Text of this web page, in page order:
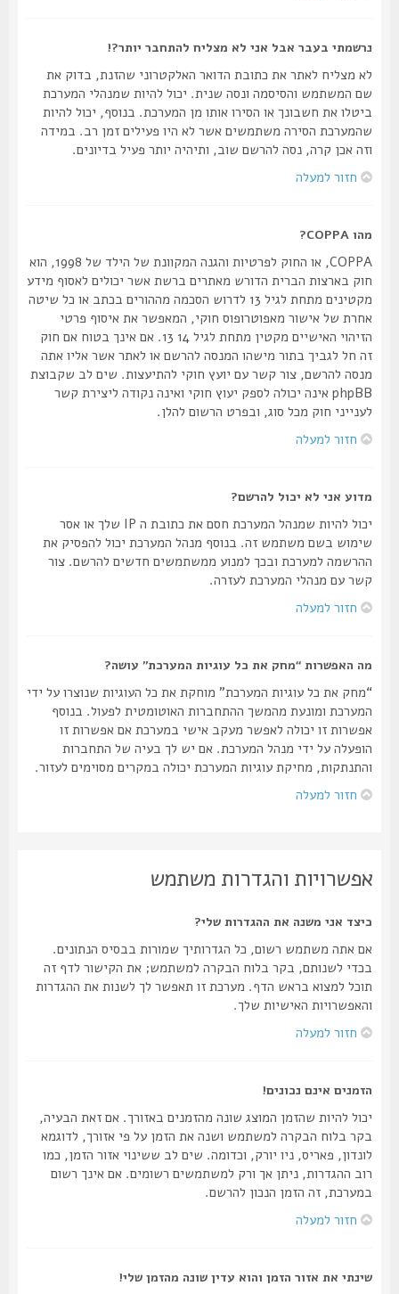
נרשמתי בעבר אבל אני לא מצליח להתחבר יותר?!
לא מצליח לאתר את כתובת הדואר האלקטרוני שהזנת, בדוק את
שם המשתמש והסיסמה ונסה שנית. יכול להיות שמנהלי המערכת
ביטלו את חשבונך או הסירו אותו מן המערכת. בנוסף, יכול להיות
שהמערכת הסירה משתמשים אשר לא היו פעילים זמן רב. במידה
וזה אכן קרה, נסה להרשם שוב, ותיהיה יותר פעיל בדיונים.
חזור למעלה
COPPA, או החוק לפרטיות והגנה המקוונת של הילד של 1998, הוא
חוק בארצות הברית הדורש מאתרים ברשת אשר יכולים לאסוף מידע
מקטינים מתחת לגיל 13 לדרוש הסכמה מההורים בכתב או כל שיטה
אחרת של אישור מאפוטרופוס חוקי, המאפשר את איסוף פרטי
הזיהוי האישיים מקטין מתחת לגיל 14 13. אם אינך בטוח אם חוק
זה חל לגביך בתור מישהו המנסה להרשם או לאתר אשר אליו אתה
מנסה להרשם, צור קשר עם יועץ חוקי להתיעצות. שים לב שקבוצת
phpBB אינה יכולה לספק יעוץ חוקי ואינה נקודה ליצירת קשר
לענייני חוק מכל סוג, ובפרט הרשום להלן.
חזור למעלה
מדוע אני לא יכול להרשם?
יכול להיות שמנהל המערכת חסם את כתובת ה IP שלך או אסר
שימוש בשם משתמש זה. בנוסף מנהל המערכת יכול להפסיק את
ההרשמה למערכת ובכך למנוע ממשתמשים חדשים להרשם. צור
קשר עם מנהלי המערכת לעזרה.
חזור למעלה
מה האפשרות “מחק את כל עוגיות המערכת” עושה?
“מחק את כל עוגיות המערכת” מוחקת את כל העוגיות שנוצרו על ידי
המערכת ומונעת מהמשך ההתחברות האוטומטית לפעול. בנוסף
אפשרות זו יכולה לאפשר מעקב אישי במערכת אם אפשרות זו
הופעלה על ידי מנהל המערכת. אם יש לך בעיה של התחברות
והתנתקות, מחיקת עוגיות המערכת יכולה במקרים מסוימים לעזור.
חזור למעלה
אפשרויות והגדרות משתמש
כיצד אני משנה את ההגדרות שלי?
אם אתה משתמש רשום, כל הגדרותיך שמורות בבסיס הנתונים.
בכדי לשנותם, בקר בלוח הבקרה למשתמש; את הקישור לדף זה
תוכל למצוא בראש הדף. מערכת זו תאפשר לך לשנות את ההגדרות
והאפשרויות האישיות שלך.
חזור למעלה
הזמנים אינם נכונים!
יכול להיות שהזמן המוצג שונה מהזמנים באזורך. אם זאת הבעיה,
בקר בלוח הבקרה למשתמש ושנה את הזמן על פי אזורך, לדוגמא
לונדון, פאריס, ניו יורק, וכדומה. שים לב ששינוי אזור הזמן, כמו
רוב ההגדרות, ניתן אך ורק למשתמשים רשומים. אם אינך רשום
במערכת, זה הזמן הנכון להרשם.
חזור למעלה
שינתי את אזור הזמן והוא עדין שונה מהזמן שלי!